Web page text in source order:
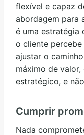
flexível e capaz
abordagem para
é uma estratégia
o cliente
ajustar o
máximo de
estratégico, e
Cumprir
Nada